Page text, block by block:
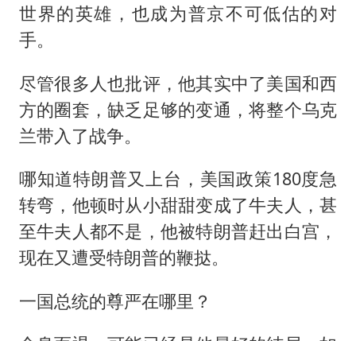
世界的英雄，也成为普京不可低估的对
手。
尽管很多人也批评，他其实中了美国和西
方的圈套，缺乏足够的变通，将整个乌克
兰带入了战争。
哪知道特朗普又上台，美国政策180度急
转弯，他顿时从小甜甜变成了牛夫人，甚
至牛夫人都不是，他被特朗普赶出白宫，
现在又遭受特朗普的鞭挞。
一国总统的尊严在哪里？